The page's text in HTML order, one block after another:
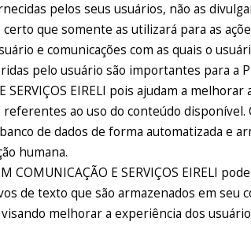
pelos seus usuários, não as
que somente as utilizará para as
e comunicações com as quais o
pelo usuário são importantes para a
SERVIÇOS EIRELI pois ajudam a
ao uso do conteúdo disponível.
de dados de forma automatizada e
humana.
COMUNICAÇÃO E SERVIÇOS EIRELI
de texto que são armazenados em seu
melhorar a experiência dos